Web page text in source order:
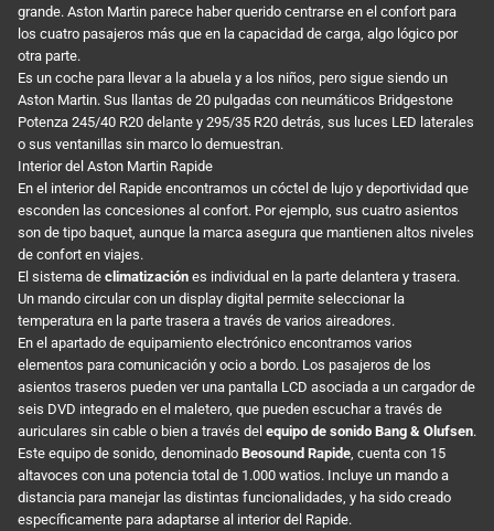
grande. Aston Martin parece haber querido centrarse en el confort para
los cuatro pasajeros más que en la capacidad de carga, algo lógico por
otra parte.
Es un coche para llevar a la abuela y a los niños, pero sigue siendo un
Aston Martin. Sus llantas de 20 pulgadas con neumáticos Bridgestone
Potenza 245/40 R20 delante y 295/35 R20 detrás, sus luces LED laterales
o sus ventanillas sin marco lo demuestran.
Interior del Aston Martin Rapide
En el interior del Rapide encontramos un cóctel de lujo y deportividad que
esconden las concesiones al confort. Por ejemplo, sus cuatro asientos
son de tipo baquet, aunque la marca asegura que mantienen altos niveles
de confort en viajes.
El sistema de climatización es individual en la parte delantera y trasera.
Un mando circular con un display digital permite seleccionar la
temperatura en la parte trasera a través de varios aireadores.
En el apartado de equipamiento electrónico encontramos varios
elementos para comunicación y ocio a bordo. Los pasajeros de los
asientos traseros pueden ver una pantalla LCD asociada a un cargador de
seis DVD integrado en el maletero, que pueden escuchar a través de
auriculares sin cable o bien a través del equipo de sonido Bang & Olufsen.
Este equipo de sonido, denominado Beosound Rapide, cuenta con 15
altavoces con una potencia total de 1.000 watios. Incluye un mando a
distancia para manejar las distintas funcionalidades, y ha sido creado
específicamente para adaptarse al interior del Rapide.